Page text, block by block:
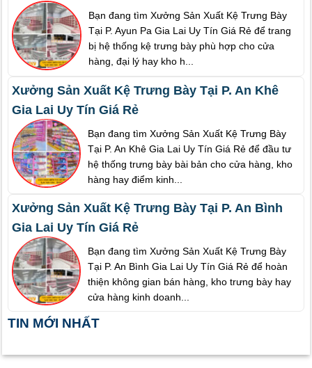
Bạn đang tìm Xưởng Sản Xuất Kệ Trưng Bày
Tại P. Ayun Pa Gia Lai Uy Tín Giá Rẻ để trang
bị hệ thống kệ trưng bày phù hợp cho cửa
hàng, đại lý hay kho h...
Xưởng Sản Xuất Kệ Trưng Bày Tại P. An Khê
Gia Lai Uy Tín Giá Rẻ
Bạn đang tìm Xưởng Sản Xuất Kệ Trưng Bày
Tại P. An Khê Gia Lai Uy Tín Giá Rẻ để đầu tư
hệ thống trưng bày bài bản cho cửa hàng, kho
hàng hay điểm kinh...
Xưởng Sản Xuất Kệ Trưng Bày Tại P. An Bình
Gia Lai Uy Tín Giá Rẻ
Bạn đang tìm Xưởng Sản Xuất Kệ Trưng Bày
Tại P. An Bình Gia Lai Uy Tín Giá Rẻ để hoàn
thiện không gian bán hàng, kho trưng bày hay
cửa hàng kinh doanh...
TIN MỚI NHẤT